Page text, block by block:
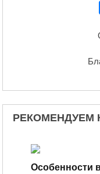
РЕКОМЕНДУЕМ
Особенности